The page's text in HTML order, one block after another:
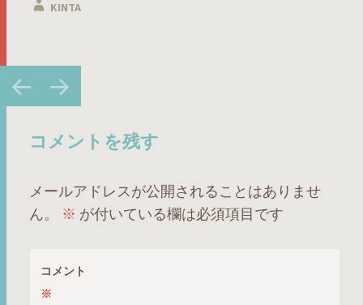
KINTA
投
稿
ビ
ー
シ
ョ
コメントを残す
メールアドレスが公開されることはありませ
ん。
※ が付いている欄は必須項目です
コメント
※